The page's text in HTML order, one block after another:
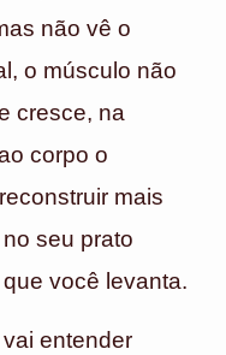
não vê o
o músculo não
cresce, na
corpo o
mais
seu prato
você levanta.
entender